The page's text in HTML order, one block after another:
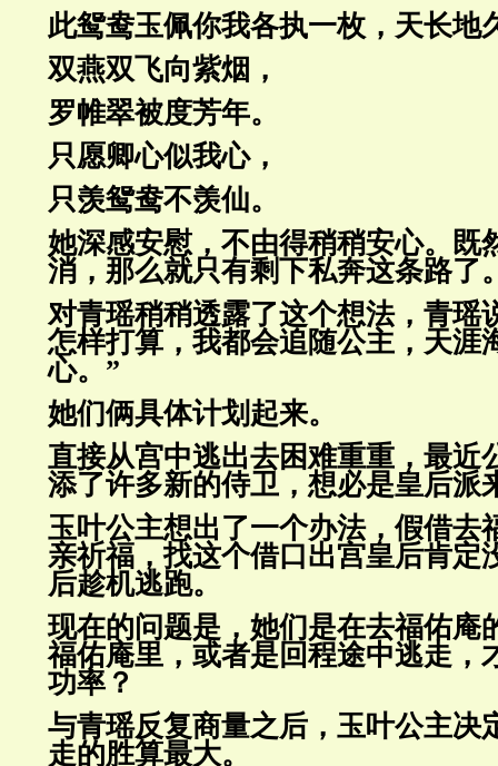
此鸳鸯玉佩你我各执一枚，天长地
双燕双飞向紫烟，
罗帷翠被度芳年。
只愿卿心似我心，
只羡鸳鸯不羡仙。
她深感安慰，不由得稍稍安心。既
消，那么就只有剩下私奔这条路了
对青瑶稍稍透露了这个想法，青瑶
怎样打算，我都会追随公主，天涯
心。”
她们俩具体计划起来。
直接从宫中逃出去困难重重，最近
添了许多新的侍卫，想必是皇后派
玉叶公主想出了一个办法，假借去
亲祈福，找这个借口出宫皇后肯定
后趁机逃跑。
现在的问题是，她们是在去福佑庵
福佑庵里，或者是回程途中逃走，
功率？
与青瑶反复商量之后，玉叶公主决
走的胜算最大。